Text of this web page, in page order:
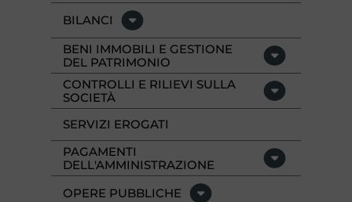
BILANCI
BENI IMMOBILI E GESTIONE
DEL PATRIMONIO
CONTROLLI E RILIEVI SULLA
SOCIETÀ
SERVIZI EROGATI
PAGAMENTI
DELL'AMMINISTRAZIONE
OPERE PUBBLICHE